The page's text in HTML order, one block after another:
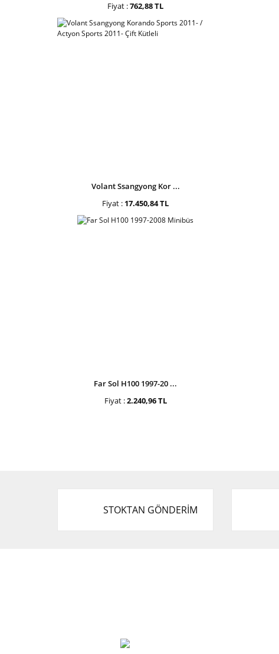
Fiyat :762,88 TL
Volant Ssangyong Kor ...
Fiyat : 17.450,84 TL
Far Sol H100 1997-20 ...
Fiyat :2.240,96 TL
STOKTAN GÖNDERİM